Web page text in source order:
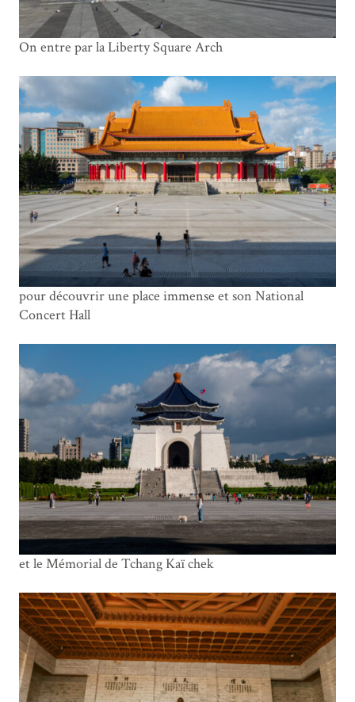
On entre par la Liberty Square Arch
pour découvrir une place immense et son National
Concert Hall
et le Mémorial de Tchang Kaï chek